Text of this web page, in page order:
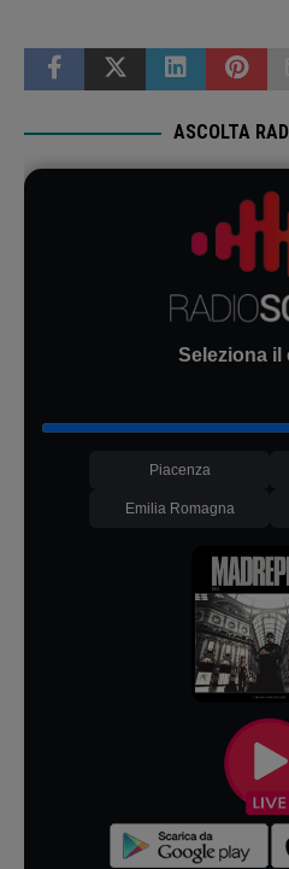
ASCOLTA
Seleziona il
Piacenza
Emilia Romagna